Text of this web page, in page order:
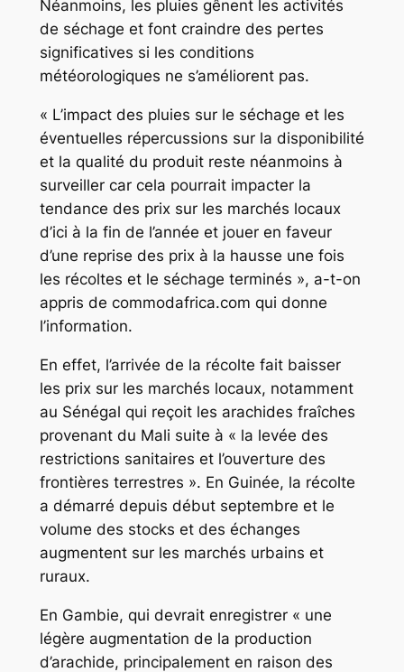
Néanmoins, les pluies gênent les activités
de séchage et font craindre des pertes
significatives si les conditions
météorologiques ne s’améliorent pas.
« L’impact des pluies sur le séchage et les
éventuelles répercussions sur la disponibilité
et la qualité du produit reste néanmoins à
surveiller car cela pourrait impacter la
tendance des prix sur les marchés locaux
d’ici à la fin de l’année et jouer en faveur
d’une reprise des prix à la hausse une fois
les récoltes et le séchage terminés », a-t-on
appris de commodafrica.com qui donne
l’information.
En effet, l’arrivée de la récolte fait baisser
les prix sur les marchés locaux, notamment
au Sénégal qui reçoit les arachides fraîches
provenant du Mali suite à « la levée des
restrictions sanitaires et l’ouverture des
frontières terrestres ». En Guinée, la récolte
a démarré depuis début septembre et le
volume des stocks et des échanges
augmentent sur les marchés urbains et
ruraux.
En Gambie, qui devrait enregistrer « une
légère augmentation de la production
d’arachide, principalement en raison des